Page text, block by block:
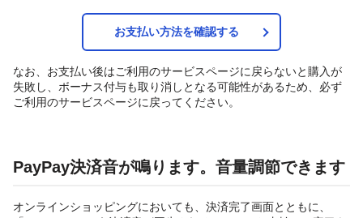
お支払い方法を確認する
なお、お支払い後はご利用のサービスページに戻らないと購入が
失敗し、ボーナス付与も取り消しとなる可能性があるため、必ず
ご利用のサービスページに戻ってください。
PayPay決済音が鳴ります。音量調節できます
オンラインショッピングにおいても、決済完了画面とともに、